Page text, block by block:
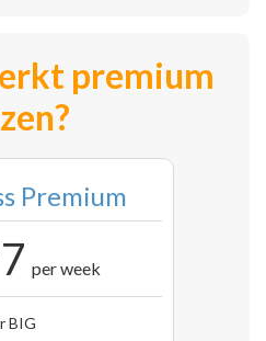
premium
Premium
per week
BIG